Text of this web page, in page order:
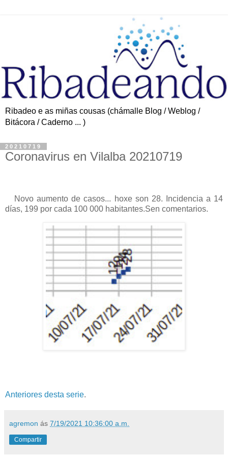
Ribadeo e as miñas cousas (chámalle Blog / Weblog /
Bitácora / Caderno ... )
20210719
Coronavirus en Vilalba 20210719
Novo aumento de casos... hoxe son 28. Incidencia a 14
días, 199 por cada 100 000 habitantes.Sen comentarios.
Anteriores desta serie.
agremon ás 7/19/2021 10:36:00 a.m.
Compartir